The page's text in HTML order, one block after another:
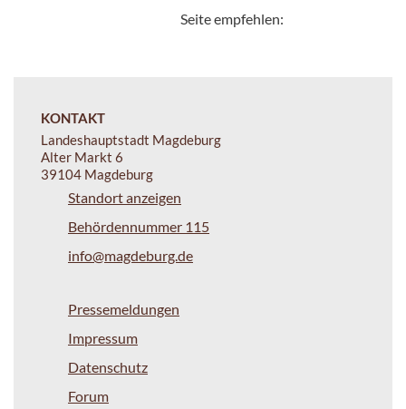
Seite empfehlen:
KONTAKT
Landeshauptstadt Magdeburg
Alter Markt 6
39104 Magdeburg
Standort anzeigen
Behördennummer 115
info@magdeburg.de
Pressemeldungen
Impressum
Datenschutz
Forum